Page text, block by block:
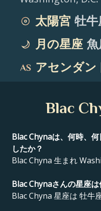
太陽宮 牡牛
月の星座 魚
アセンダン
Blac
Blac Chynaは、何時、
したか？
Blac Chyna 生まれ
Blac Chynaさんの星座は
Blac Chyna 星座は 牡牛